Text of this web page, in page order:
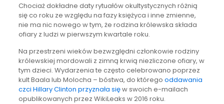
Chociaż dokładne daty rytuałów okultystycznych różnią
się co roku ze względu na fazy księżyca i inne zmienne,
nie ma nic nowego w tym, że rodzina królewska składa
ofiary z ludzi w pierwszym kwartale roku.
Na przestrzeni wieków bezwzględni członkowie rodziny
królewskiej mordowali z zimną krwią niezliczone ofiary, w
tym dzieci. Wydarzenia te często celebrowano poprzez
kult Baala lub Molocha – bóstwa, do którego oddawania
czci Hillary Clinton przyznała sięw swoich e-mailach
opublikowanych przez WikiLeaks w 2016 roku.